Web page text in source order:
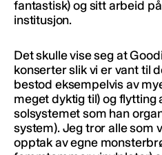
fantastisk) og sitt arbeid
institusjon.
Det skulle vise seg at
konserter slik vi er vant til
bestod eksempelvis av
meget dyktig til) og flytting
solsystemet som han
system). Jeg tror alle som
opptak av egne